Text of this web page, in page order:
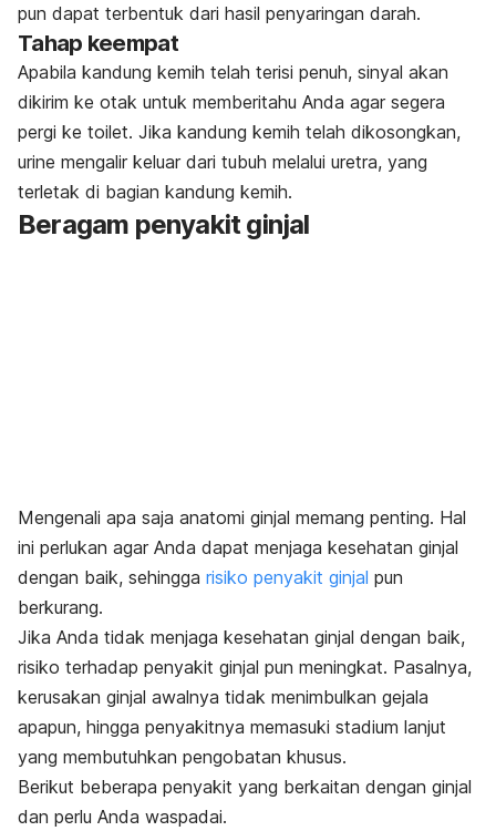
pun dapat terbentuk dari hasil penyaringan darah.
Tahap keempat
Apabila kandung kemih telah terisi penuh, sinyal akan
dikirim ke otak untuk memberitahu Anda agar segera
pergi ke toilet. Jika kandung kemih telah dikosongkan,
urine mengalir keluar dari tubuh melalui uretra, yang
terletak di bagian kandung kemih.
Beragam penyakit ginjal
Mengenali apa saja anatomi ginjal memang penting. Hal
ini perlukan agar Anda dapat menjaga kesehatan ginjal
dengan baik, sehingga risiko penyakit ginjal pun
berkurang.
Jika Anda tidak menjaga kesehatan ginjal dengan baik,
risiko terhadap penyakit ginjal pun meningkat. Pasalnya,
kerusakan ginjal awalnya tidak menimbulkan gejala
apapun, hingga penyakitnya memasuki stadium lanjut
yang membutuhkan pengobatan khusus.
Berikut beberapa penyakit yang berkaitan dengan ginjal
dan perlu Anda waspadai.